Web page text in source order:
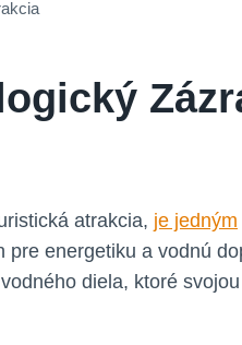
atrakcia, je jedným
energetiku a vodnú
diela, ktoré